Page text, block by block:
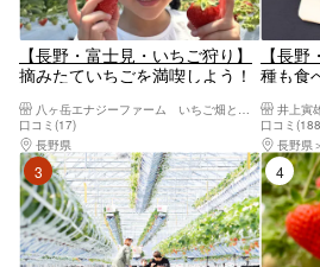
【長野・富士見・いちご狩り】
摘みたていちごを満喫しよう！
＞
八ヶ岳エナジーファーム いちご畑としいたけの森
口コミ(17)
長野県
上諏訪・下諏訪・岡谷・霧ヶ峰・美ヶ原高原
【長
種も食
コース
井上寅
口コミ
長野県
3位